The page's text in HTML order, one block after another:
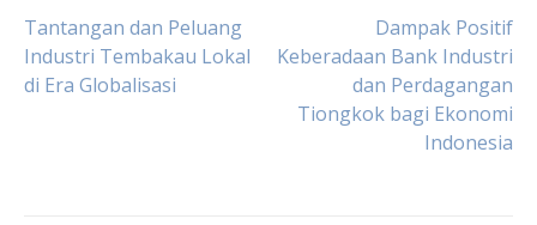
Post
navigation
Tantangan dan Peluang
Industri Tembakau Lokal
di Era Globalisasi
Dampak Positif
Keberadaan Bank Industri
dan Perdagangan
Tiongkok bagi Ekonomi
Indonesia